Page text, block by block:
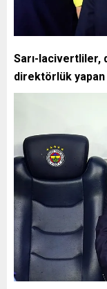
Sarı-lacivertliler,
direktörlük yapan